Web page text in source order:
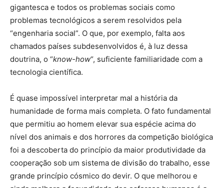
gigantesca e todos os problemas sociais como
problemas tecnológicos a serem resolvidos pela
“engenharia social”. O que, por exemplo, falta aos
chamados países subdesenvolvidos é, à luz dessa
doutrina, o “know-how“, suficiente familiaridade com a
tecnologia científica.
É quase impossível interpretar mal a história da
humanidade de forma mais completa. O fato fundamental
que permitiu ao homem elevar sua espécie acima do
nível dos animais e dos horrores da competição biológica
foi a descoberta do princípio da maior produtividade da
cooperação sob um sistema de divisão do trabalho, esse
grande princípio cósmico do devir. O que melhorou e